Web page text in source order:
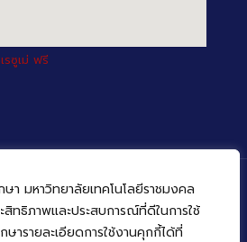
มหาวิทยาลัยเทคโนโลยีราชมงคล
ทธิภาพและประสบการณ์ที่ดีในการใช้
ษารายละเอียดการใช้งานคุกกี้ได้ที่
รซูเม่ ฟรี
ษา มหาวิทยาลัยเทคโนโลยีราชมงคล